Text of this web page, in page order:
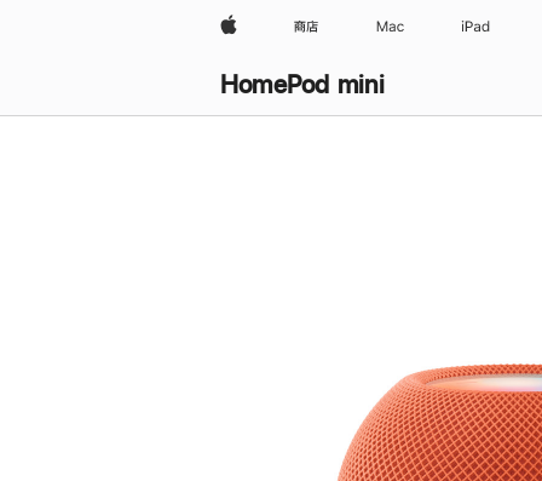
Apple 商店 Mac iPad
HomePod mini